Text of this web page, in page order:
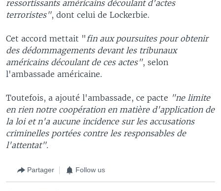
ressortissants américains découlant d'actes
terroristes", dont celui de Lockerbie.
Cet accord mettait " fin aux poursuites pour obtenir
des dédommagements devant les tribunaux
américains découlant de ces actes", selon
l'ambassade américaine.
Toutefois, a ajouté l'ambassade, ce pacte "ne limite
en rien notre coopération en matière d'application de
la loi et n'a aucune incidence sur les accusations
criminelles portées contre les responsables de
l'attentat".
Partager Follow us